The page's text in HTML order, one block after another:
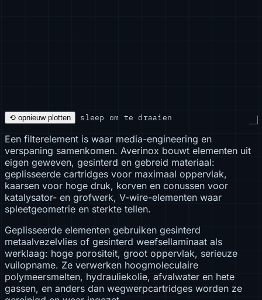
⟲ opnieuw plotten sleep om te draaien
Een filterelement is waar media-engineering en
verspaning samenkomen. Averinox bouwt elementen uit
eigen geweven, gesinterd en gebreid materiaal:
geplisseerde cartridges voor maximaal oppervlak,
kaarsen voor hoge druk, korven en conussen voor
katalysator- en grofwerk, V-wire-elementen waar
spleetgeometrie en sterkte tellen.
Geplisseerde elementen gebruiken gesinterd
metaalvezelvlies of gesinterd weefsellaminaat als
werklaag: hoge porositeit, groot oppervlak, serieuze
vuilopname. Ze verwerken hoogmoleculaire
polymeersmelten, hydrauliekolie, afvalwater en hete
gassen, en anders dan wegwerpcartridges worden ze